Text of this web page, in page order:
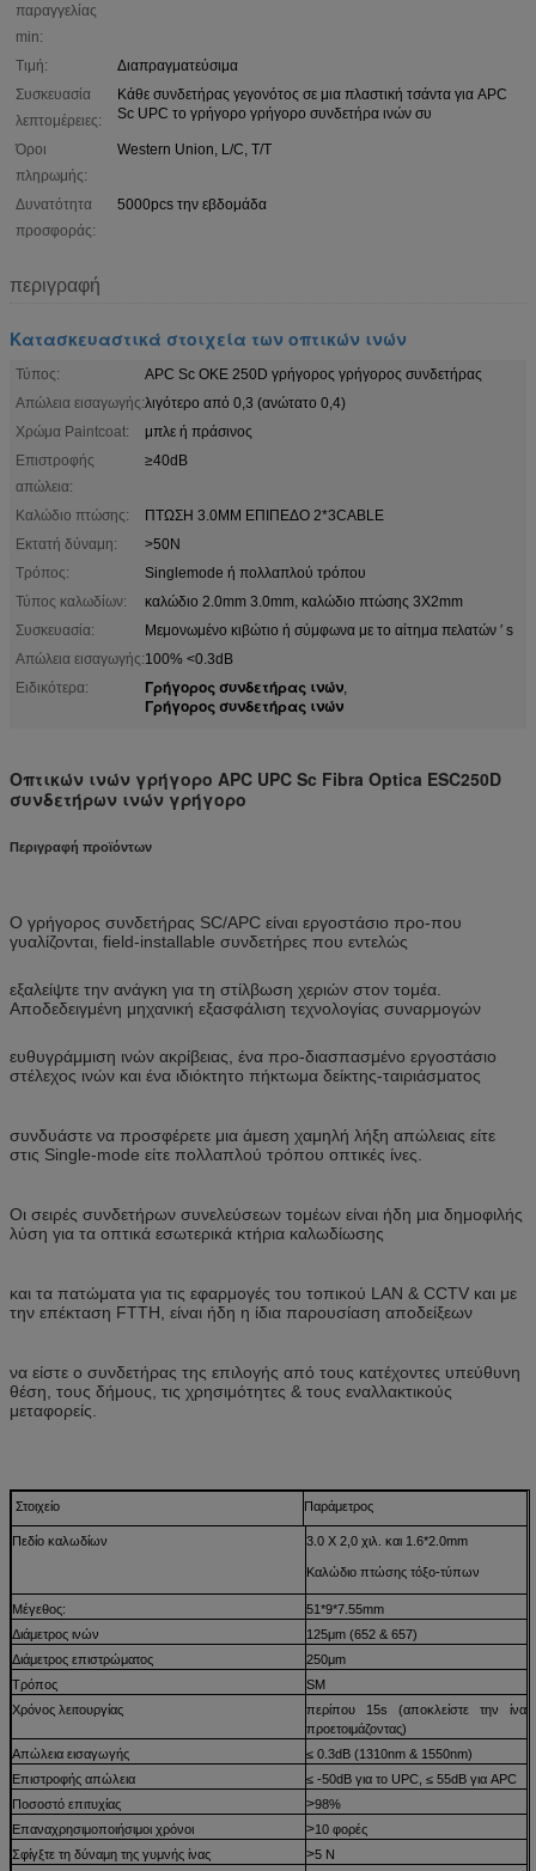
παραγγελίας
min:
Τιμή:
Διαπραγματεύσιμα
Συσκευασία
λεπτομέρειες:
Κάθε συνδετήρας γεγονότος σε μια πλαστική τσάντα για APC
Sc UPC το γρήγορο γρήγορο συνδετήρα ινών συ
Όροι
πληρωμής:
Western Union, L/C, T/T
Δυνατότητα
προσφοράς:
5000pcs την εβδομάδα
περιγραφή
Κατασκευαστικά στοιχεία των οπτικών ινών
Τύπος:
APC Sc ΟΚΕ 250D γρήγορος γρήγορος συνδετήρας
Απώλεια εισαγωγής:λιγότερο από 0,3 (ανώτατο 0,4)
Χρώμα Paintcoat:
μπλε ή πράσινος
Επιστροφής
απώλεια:
≥40dB
Καλώδιο πτώσης:
ΠΤΩΣΗ 3.0MM ΕΠΙΠΕΔΟ 2*3CABLE
Εκτατή δύναμη:
>50N
Τρόπος:
Singlemode ή πολλαπλού τρόπου
Τύπος καλωδίων:
καλώδιο 2.0mm 3.0mm, καλώδιο πτώσης 3X2mm
Συσκευασία:
Μεμονωμένο κιβώτιο ή σύμφωνα με το αίτημα πελατών ′ s
Απώλεια εισαγωγής:100% <0.3dB
Ειδικότερα:
Γρήγορος συνδετήρας ινών,
Γρήγορος συνδετήρας ινών
Οπτικών ινών γρήγορο APC UPC Sc Fibra Optica ESC250D
συνδετήρων ινών γρήγορο
Περιγραφή προϊόντων
Ο γρήγορος συνδετήρας SC/APC είναι εργοστάσιο προ-που
γυαλίζονται, field-installable συνδετήρες που εντελώς
εξαλείψτε την ανάγκη για τη στίλβωση χεριών στον τομέα.
Αποδεδειγμένη μηχανική εξασφάλιση τεχνολογίας συναρμογών
ευθυγράμμιση ινών ακρίβειας, ένα προ-διασπασμένο εργοστάσιο
στέλεχος ινών και ένα ιδιόκτητο πήκτωμα δείκτης-ταιριάσματος
συνδυάστε να προσφέρετε μια άμεση χαμηλή λήξη απώλειας είτε
στις Single-mode είτε πολλαπλού τρόπου οπτικές ίνες.
Οι σειρές συνδετήρων συνελεύσεων τομέων είναι ήδη μια δημοφιλής
λύση για τα οπτικά εσωτερικά κτήρια καλωδίωσης
και τα πατώματα για τις εφαρμογές του τοπικού LAN & CCTV και με
την επέκταση FTTH, είναι ήδη η ίδια παρουσίαση αποδείξεων
να είστε ο συνδετήρας της επιλογής από τους κατέχοντες υπεύθυνη
θέση, τους δήμους, τις χρησιμότητες & τους εναλλακτικούς
μεταφορείς.
Στοιχείο Παράμετρος
Πεδίο καλωδίων 3.0 X 2,0 χιλ. και 1.6*2.0mm
Καλώδιο πτώσης τόξο-τύπων
Μέγεθος:
51*9*7.55mm
Διάμετρος ινών
125μm (652 & 657)
Διάμετρος επιστρώματος
250μm
Τρόπος
SM
Χρόνος λειτουργίας
περίπου 15s (αποκλείστε την ίνα
προετοιμάζοντας)
Απώλεια εισαγωγής
≤ 0.3dB (1310nm & 1550nm)
Επιστροφής απώλεια
≤ -50dB για το UPC, ≤ 55dB για APC
Ποσοστό επιτυχίας
>98%
Επαναχρησιμοποιήσιμοι χρόνοι
>10 φορές
Σφίγξτε τη δύναμη της γυμνής ίνας
>5 Ν